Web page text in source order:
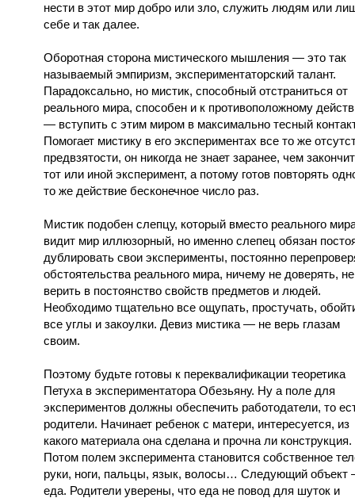
нести в этот мир добро или зло, служить людям или
себе и так далее.
Оборотная сторона мистического мышления — это так
называемый эмпиризм, экспериментаторский талант.
Парадоксально, но мистик, способный отстраниться от
реального мира, способен и к противоположному
— вступить с этим миром в максимально тесный
Помогает мистику в его экспериментах все то же
предвзятости, он никогда не знает заранее, чем
тот или иной эксперимент, а потому готов повторять
то же действие бесконечное число раз.
Мистик подобен слепцу, который вместо реального
видит мир иллюзорный, но именно слепец обязан
дублировать свои эксперименты, постоянно
обстоятельства реального мира, ничему не доверять, не
верить в постоянство свойств предметов и людей.
Необходимо тщательно все ощупать, простучать,
все углы и закоулки. Девиз мистика — не верь глазам
своим.
Поэтому будьте готовы к переквалификации теоретика
Петуха в экспериментатора Обезьяну. Ну а поле для
экспериментов должны обеспечить работодатели, то
родители. Начинает ребенок с матери, интересуется, из
какого материала она сделана и прочна ли конструкция.
Потом полем эксперимента становится собственное
руки, ноги, пальцы, язык, волосы… Следующий объект
еда. Родители уверены, что еда не повод для шуток и